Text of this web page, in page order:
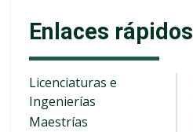
Enlaces rápidos
Licenciaturas e
Ingenierías
Maestrías